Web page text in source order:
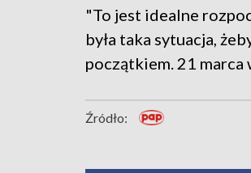
"To jest idealne
była taka sytuacja,
początkiem. 21 marca
Źródło: